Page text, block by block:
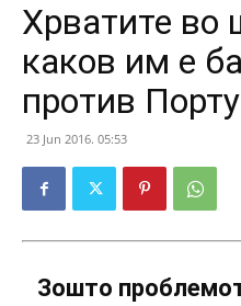
Хрватите во
каков им е
против
23 Jun 2016. 05:53
Зошто